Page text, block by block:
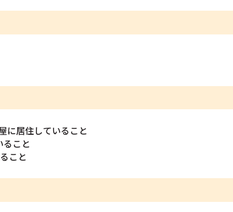
に居住していること
こと
こと